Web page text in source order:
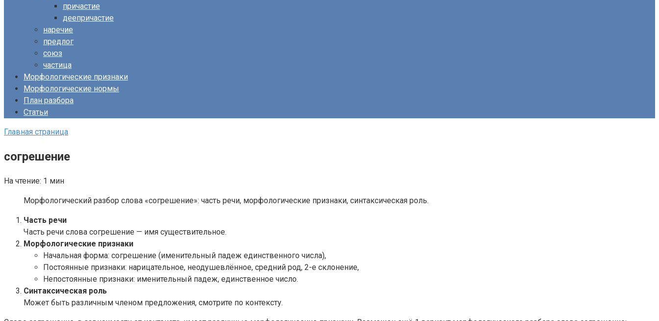
причастие
деепричастие
наречие
предлог
союз
частица
Морфологические признаки
Морфологические нормы
План разбора
Статьи
Главная страница
согрешение
На чтение: 1 мин
Морфологический разбор слова «согрешение»: часть речи, морфологические признаки, синтаксическая роль.
Часть речи
Часть речи слова согрешение — имя существительное.
Морфологические признаки
Начальная форма: согрешение (именительный падеж единственного числа),
Постоянные признаки: нарицательное, неодушевлённое, средний род, 2-е склонение,
Непостоянные признаки: именительный падеж, единственное число.
Синтаксическая роль
Может быть различным членом предложения, смотрите по контексту.